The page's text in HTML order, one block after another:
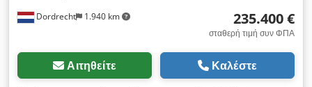
Dordrecht 1.940 km 235.400 €
σταθερή τιμή συν ΦΠΑ
Αιτηθείτε Καλέστε